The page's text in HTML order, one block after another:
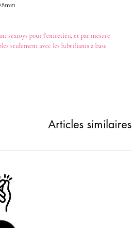
sextoys pour l'entretien, et par mesure
seulement avec les lubrifiants à base
Articles similaires